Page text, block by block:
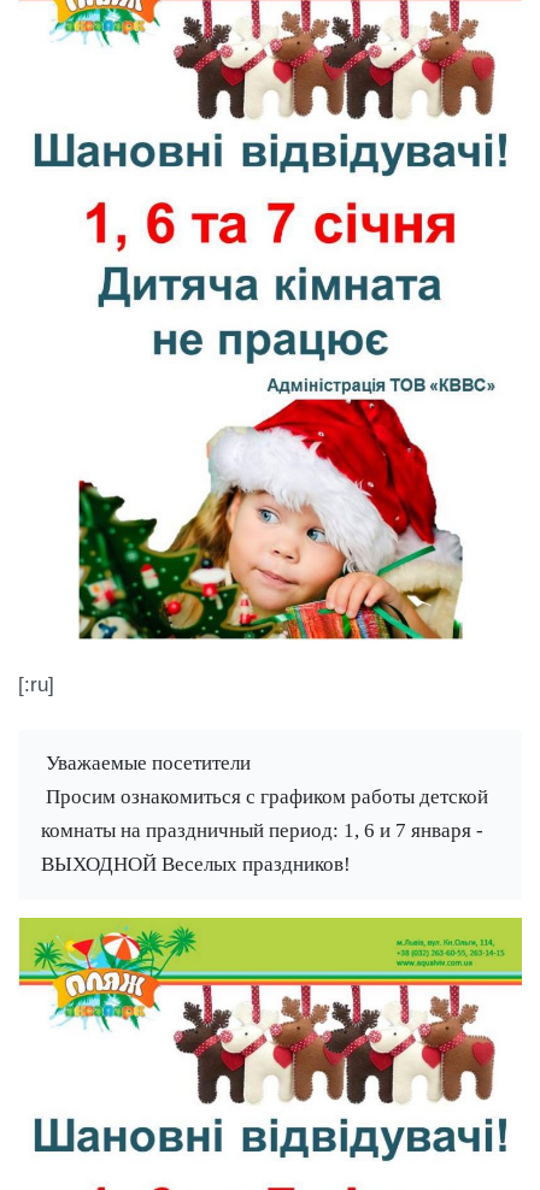
[:ru]
Уважаемые посетители
комнаты на праздничный период: 1, 6 и 7 января -
ВЫХОДНОЙ Веселых праздников!